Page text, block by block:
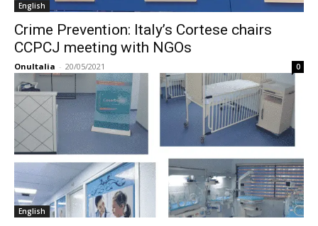
English
Crime Prevention: Italy’s Cortese chairs
CCPCJ meeting with NGOs
OnuItalia - 20/05/2021 0
English